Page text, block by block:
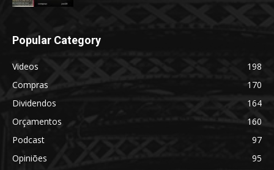
Popular Category
Videos
198
Compras
170
Dividendos
164
Orçamentos
160
Podcast
97
Opiniões
95